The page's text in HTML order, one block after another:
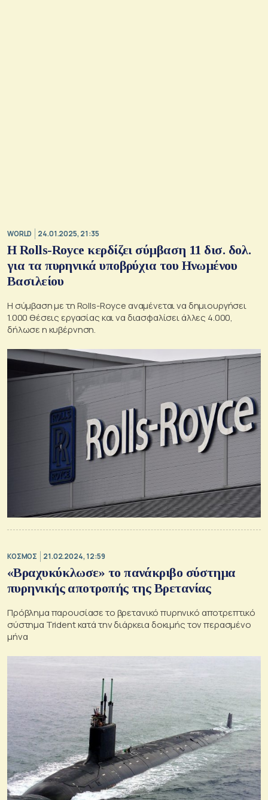
WORLD 24.01.2025, 21:35
Η Rolls-Royce κερδίζει σύμβαση 11 δισ. δολ.
για τα πυρηνικά υποβρύχια του Ηνωμένου
Βασιλείου
Η σύμβαση με τη Rolls-Royce αναμένεται να δημιουργήσει
1.000 θέσεις εργασίας και να διασφαλίσει άλλες 4.000,
δήλωσε η κυβέρνηση.
ΚΟΣΜΟΣ 21.02.2024, 12:59
«Βραχυκύκλωσε» το πανάκριβο σύστημα
πυρηνικής αποτροπής της Βρετανίας
Πρόβλημα παρουσίασε το βρετανικό πυρηνικό αποτρεπτικό
σύστημα Trident κατά την διάρκεια δοκιμής τον περασμένο
μήνα